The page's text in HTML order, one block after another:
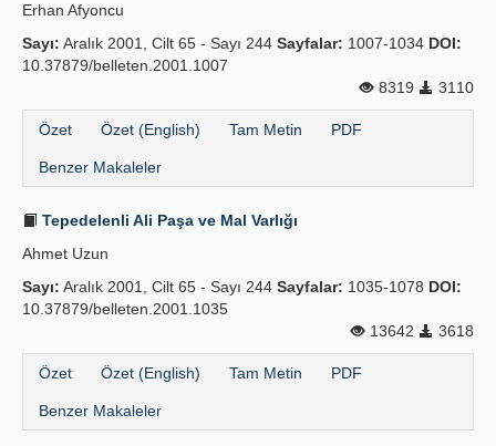
Erhan Afyoncu
Sayı: Aralık 2001, Cilt 65 - Sayı 244 Sayfalar: 1007-1034 DOI:
10.37879/belleten.2001.1007
8319
3110
Özet Özet (English) Tam Metin PDF
Benzer Makaleler
Tepedelenli Ali Paşa ve Mal Varlığı
Ahmet Uzun
Sayı: Aralık 2001, Cilt 65 - Sayı 244 Sayfalar: 1035-1078 DOI:
10.37879/belleten.2001.1035
13642
3618
Özet Özet (English) Tam Metin PDF
Benzer Makaleler